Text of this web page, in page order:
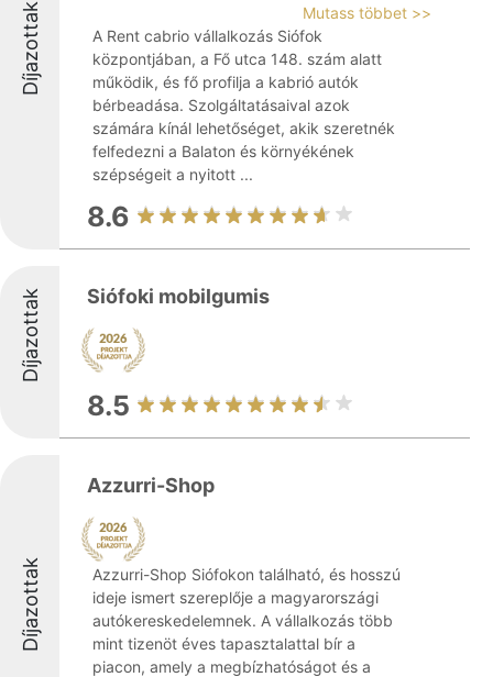
Díjazottak
Mutass többet >>
A Rent cabrio vállalkozás Siófok
központjában, a Fő utca 148. szám alatt
működik, és fő profilja a kabrió autók
bérbeadása. Szolgáltatásaival azok
számára kínál lehetőséget, akik szeretnék
felfedezni a Balaton és környékének
szépségeit a nyitott ...
8.6
Díjazottak Siófoki mobilgumis
8.5
Díjazottak
Azzurri-Shop
Azzurri-Shop Siófokon található, és hosszú
ideje ismert szereplője a magyarországi
autókereskedelemnek. A vállalkozás több
mint tizenöt éves tapasztalattal bír a
piacon, amely a megbízhatóságot és a